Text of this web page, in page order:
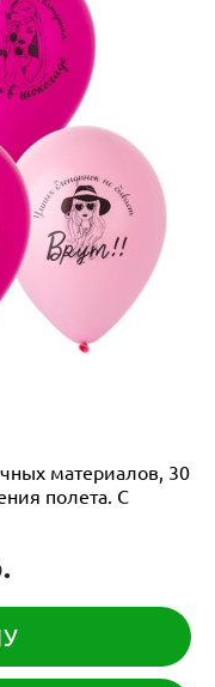
материалов, 30
полета. С